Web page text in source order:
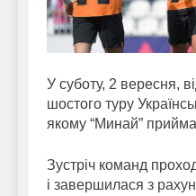
У суботу, 2 вересня,
шостого туру
якому “Минай”
Зустріч команд
і завершилася з